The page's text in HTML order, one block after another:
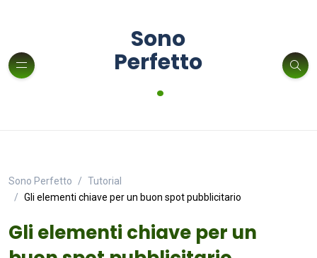
Sono
Perfetto
.
Sono Perfetto
Tutorial
Gli elementi chiave per un buon spot pubblicitario
Gli elementi chiave per un